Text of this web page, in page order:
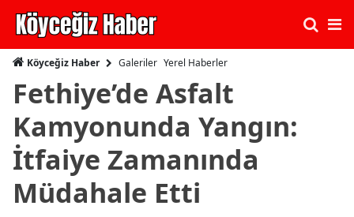
Köyceğiz Haber Galeriler Yerel Haberler
Fethiye’de Asfalt
Kamyonunda Yangın:
İtfaiye Zamanında
Müdahale Etti